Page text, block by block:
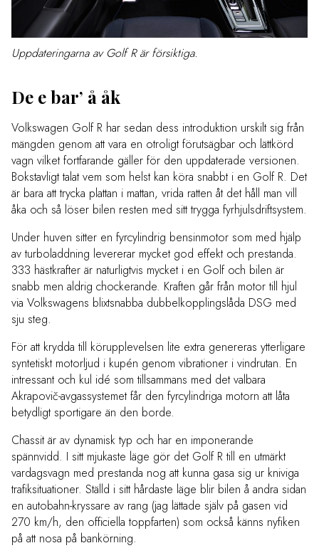
Uppdateringarna av Golf R är försiktiga.
De e bar’ å åk
Volkswagen Golf R har sedan dess introduktion urskilt sig från
mängden genom att vara en otroligt förutsägbar och lättkörd
vagn vilket fortfarande gäller för den uppdaterade versionen.
Bokstavligt talat vem som helst kan köra snabbt i en Golf R. Det
är bara att trycka plattan i mattan, vrida ratten åt det håll man vill
åka och så löser bilen resten med sitt trygga fyrhjulsdriftsystem.
Under huven sitter en fyrcylindrig bensinmotor som med hjälp
av turboladdning levererar mycket god effekt och prestanda.
333 hästkrafter är naturligtvis mycket i en Golf och bilen är
snabb men aldrig chockerande. Kraften går från motor till hjul
via Volkswagens blixtsnabba dubbelkopplingslåda DSG med
sju steg.
För att krydda till körupplevelsen lite extra genereras ytterligare
syntetiskt motorljud i kupén genom vibrationer i vindrutan. En
intressant och kul idé som tillsammans med det valbara
Akrapovič-avgassystemet får den fyrcylindriga motorn att låta
betydligt sportigare än den borde.
Chassit är av dynamisk typ och har en imponerande
spännvidd. I sitt mjukaste läge gör det Golf R till en utmärkt
vardagsvagn med prestanda nog att kunna gasa sig ur kniviga
trafiksituationer. Ställd i sitt hårdaste läge blir bilen å andra sidan
en autobahn-kryssare av rang (jag lättade själv på gasen vid
270 km/h, den officiella toppfarten) som också känns nyfiken
på att nosa på bankörning.